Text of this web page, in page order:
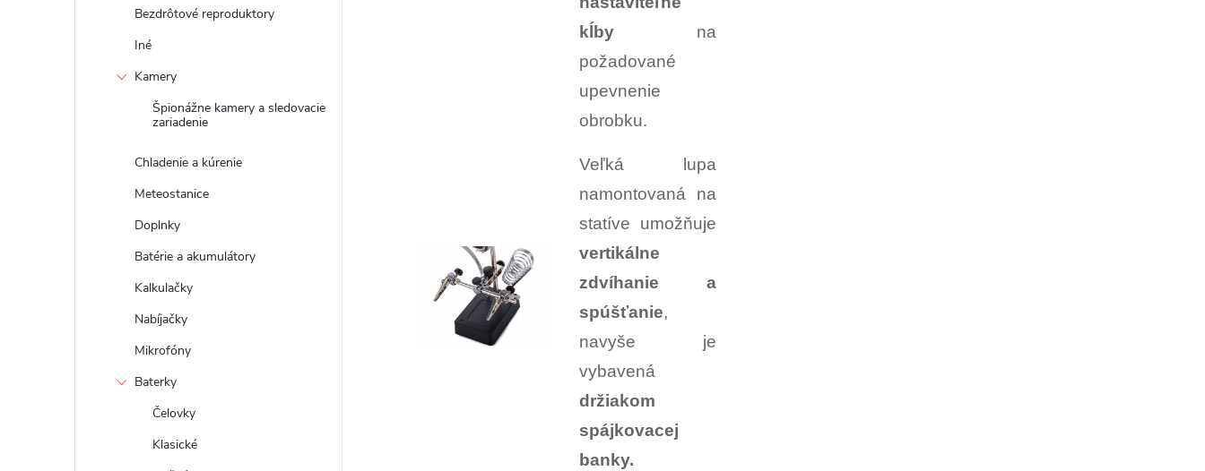
Bezdrôtové reproduktory
Iné
Kamery
Špionážne kamery a sledovacie
zariadenie
Chladenie a kúrenie
Meteostanice
Doplnky
Batérie a akumulátory
Kalkulačky
Nabíjačky
Mikrofóny
Baterky
Čelovky
Klasické
kĺby na
požadované
upevnenie
obrobku.
Veľká lupa
namontovaná na
statíve umožňuje
vertikálne
zdvíhanie a
spúšťanie,
navyše je
vybavená
držiakom
spájkovacej
banky.